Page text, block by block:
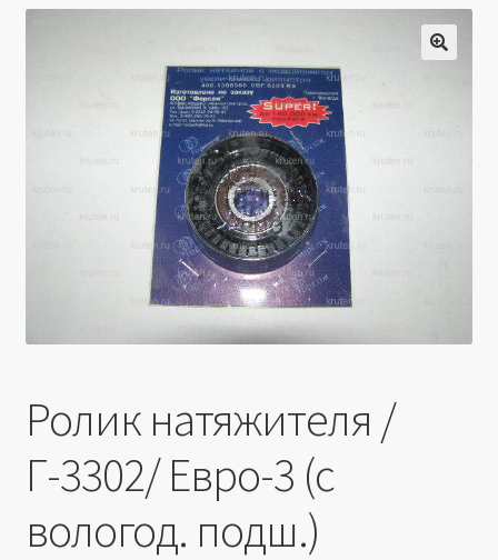
Мой аккаунт
Политика в отношении обработки персональных
Юридические данные
Ролик натяжителя /
Г-3302/ Евро-3 (с
вологод. подш.)